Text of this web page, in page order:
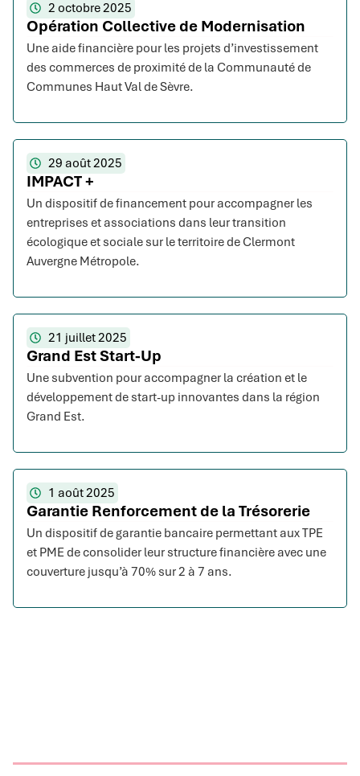
2 octobre 2025
Opération Collective de Modernisation
Une aide financière pour les projets d’investissement
des commerces de proximité de la Communauté de
Communes Haut Val de Sèvre.
29 août 2025
IMPACT +
Un dispositif de financement pour accompagner les
entreprises et associations dans leur transition
écologique et sociale sur le territoire de Clermont
Auvergne Métropole.
21 juillet 2025
Grand Est Start-Up
Une subvention pour accompagner la création et le
développement de start-up innovantes dans la région
Grand Est.
1 août 2025
Garantie Renforcement de la Trésorerie
Un dispositif de garantie bancaire permettant aux TPE
et PME de consolider leur structure financière avec une
couverture jusqu’à 70% sur 2 à 7 ans.